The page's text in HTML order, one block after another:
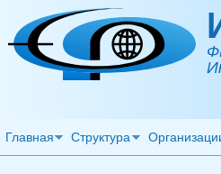
Перейти к основному содержанию
Главная Структура